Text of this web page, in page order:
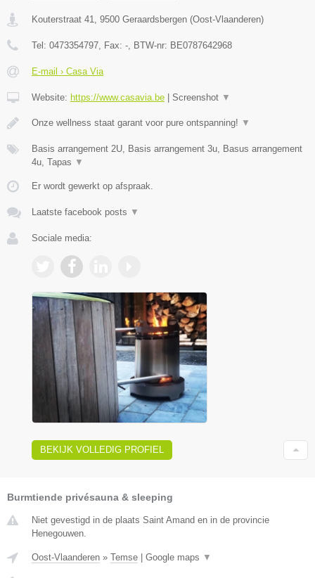
Kouterstraat 41 9500 Geraardsbergen (Oost-Vlaanderen)
Tel: 0473354797 , Fax: - , BTW-nr: BE0787642968
E-mail › Casa Via
Website: https://www.casavia.be | Screenshot ▼
Onze wellness staat garant voor pure ontspanning! ▼
Basis arrangement 2U, Basis arrangement 3u, Basus arrangement
4u, Tapas ▼
Er wordt gewerkt op afspraak.
Laatste facebook posts ▼
Sociale media:
BEKIJK VOLLEDIG PROFIEL
Burmtiende privésauna & sleeping
Niet gevestigd in de plaats Saint Amand en in de provincie
Henegouwen.
Oost-Vlaanderen » Temse Google maps ▼